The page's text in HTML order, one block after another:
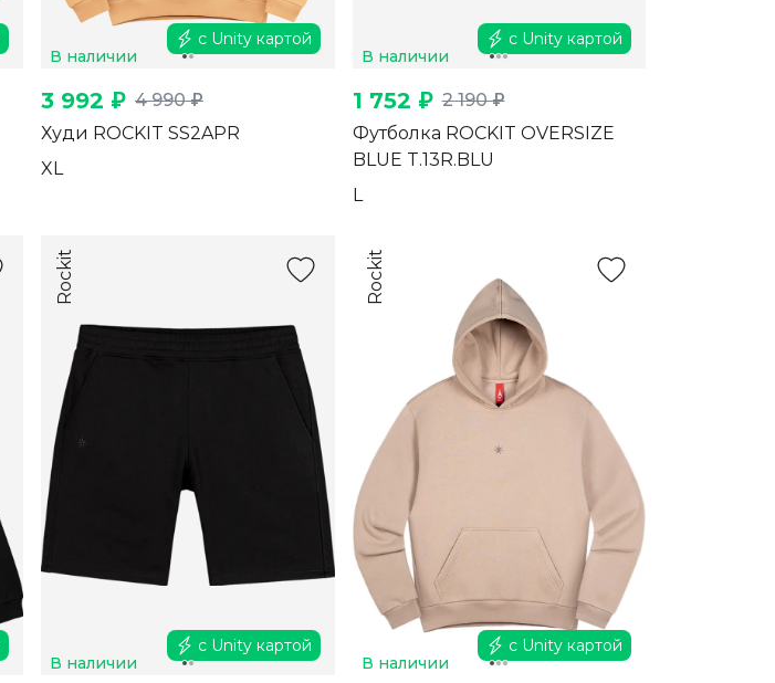
В наличии
с Unity картой
3 992 ₽ 4 990 ₽
Худи ROCKIT SS2APR
XL
В наличии
с Unity картой
1 752 ₽ 2 190 ₽
Футболка ROCKIT OVERSIZE
BLUE T.13R.BLU
L
В наличии
Rockit
с Unity картой
В наличии
Rockit
с Unity картой